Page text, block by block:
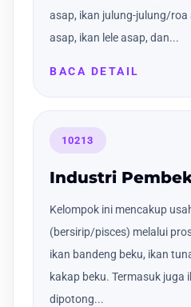
asap, ikan julung-julung/
asap, ikan lele asap, dan...
BACA DETAIL
10213
Industri
Kelompok ini mencakup
(bersirip/pisces) melalui
ikan bandeng beku, ikan
kakap beku. Termasuk juga
dipotong...